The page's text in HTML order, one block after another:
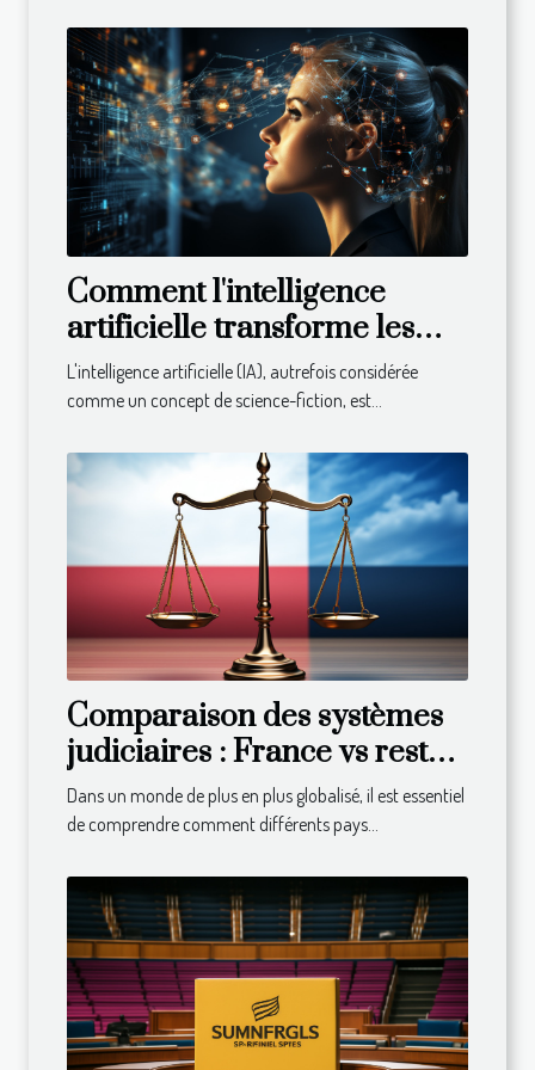
Comment l'intelligence
artificielle transforme les
entreprises
L'intelligence artificielle (IA), autrefois considérée
comme un concept de science-fiction, est...
Comparaison des systèmes
judiciaires : France vs reste
du monde
Dans un monde de plus en plus globalisé, il est essentiel
de comprendre comment différents pays...